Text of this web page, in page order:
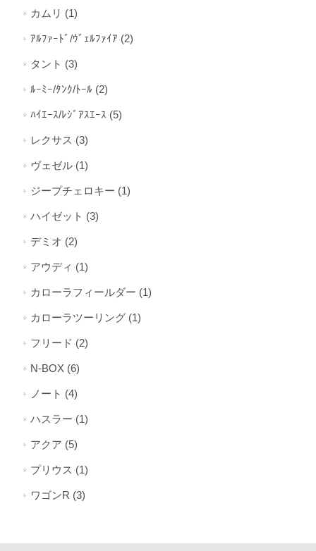
カムリ (1)
ｱﾙﾌｧｰﾄﾞ/ｳﾞｪﾙﾌｧｲｱ (2)
タント (3)
ﾙｰﾐｰ/ﾀﾝｸ/ﾄｰﾙ (2)
ﾊｲｴｰｽ/ﾚｼﾞｱｽｴｰｽ (5)
レクサス (3)
ヴェゼル (1)
ジープチェロキー (1)
ハイゼット (3)
デミオ (2)
アウディ (1)
カローラフィールダー (1)
カローラツーリング (1)
フリード (2)
N-BOX (6)
ノート (4)
ハスラー (1)
アクア (5)
プリウス (1)
ワゴンR (3)